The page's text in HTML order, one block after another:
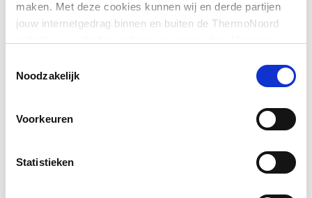
maken. Met deze cookies kunnen wij en derde partijen
jouw internetgedrag binnen en buiten de ThermoNoord
communicatie aan jouw interesses aan. We slaan je
Noodzakelijk
Voorkeuren
Statistieken
Geschikt voor
Nee
Geschikt voor
hoekmontage rechts
Afzetplateau
Perspectiefbeeldimage/png,120 KB
Montageinstructie 1 MB